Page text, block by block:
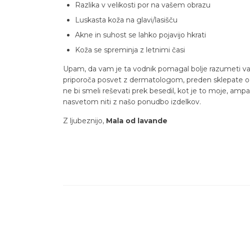
Razlika v velikosti por na vašem obrazu
Luskasta koža na glavi/lasišču
Akne in suhost se lahko pojavijo hkrati
Koža se spreminja z letnimi časi
Upam, da vam je ta vodnik pomagal bolje razumeti
priporoča posvet z dermatologom, preden sklepate
ne bi smeli reševati prek besedil, kot je to moje,
nasvetom niti z našo ponudbo izdelkov.
Z ljubeznijo, Mala od lavande